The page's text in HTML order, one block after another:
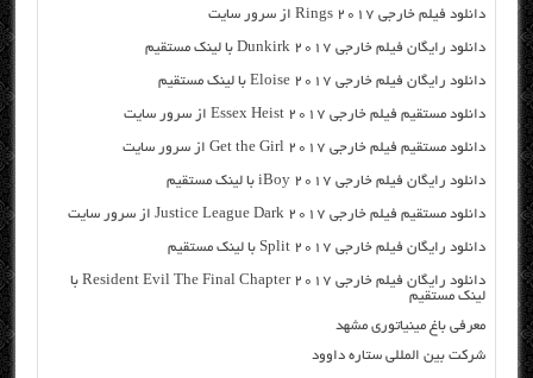
دانلود فیلم خارجی Rings 2017 از سرور سایت
دانلود رایگان فیلم خارجی Dunkirk 2017 با لینک مستقیم
دانلود رایگان فیلم خارجی Eloise 2017 با لینک مستقیم
دانلود مستقیم فیلم خارجی Essex Heist 2017 از سرور سایت
دانلود مستقیم فیلم خارجی Get the Girl 2017 از سرور سایت
دانلود رایگان فیلم خارجی iBoy 2017 با لینک مستقیم
دانلود مستقیم فیلم خارجی Justice League Dark 2017 از سرور سایت
دانلود رایگان فیلم خارجی Split 2017 با لینک مستقیم
دانلود رایگان فیلم خارجی Resident Evil The Final Chapter 2017 با
لینک مستقیم
معرفی باغ مینیاتوری مشهد
شرکت بین المللی ستاره داوود